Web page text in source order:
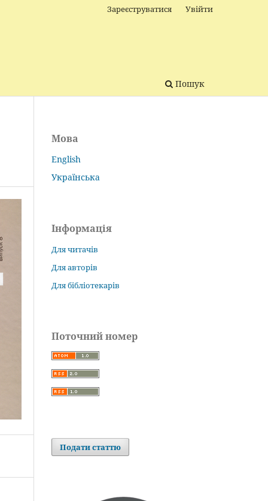
Пошук
Зареєструватися Увійти
Мова
English
Українська
Інформація
Для читачів
Для авторів
Для бібліотекарів
Поточний номер
Подати статтю